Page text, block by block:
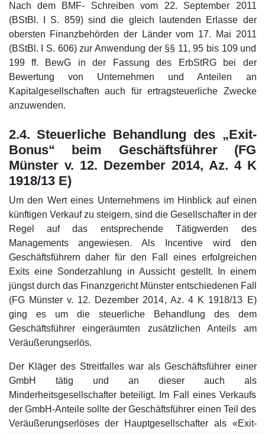
Nach dem BMF- Schreiben vom 22. September 2011
(BStBl. I S. 859) sind die gleich lautenden Erlasse der
obersten Finanzbehörden der Länder vom 17. Mai 2011
(BStBl. I S. 606) zur Anwendung der §§ 11, 95 bis 109 und
199 ff. BewG in der Fassung des ErbStRG bei der
Bewertung von Unternehmen und Anteilen an
Kapitalgesellschaften auch für ertragsteuerliche Zwecke
anzuwenden.
2.4. Steuerliche Behandlung des „Exit-
Bonus“ beim Geschäftsführer (FG
Münster v. 12. Dezember 2014, Az. 4 K
1918/13 E)
Um den Wert eines Unternehmens im Hinblick auf einen
künftigen Verkauf zu steigern, sind die Gesellschafter in der
Regel auf das entsprechende Tätigwerden des
Managements angewiesen. Als Incentive wird den
Geschäftsführern daher für den Fall eines erfolgreichen
Exits eine Sonderzahlung in Aussicht gestellt. In einem
jüngst durch das Finanzgericht Münster entschiedenen Fall
(FG Münster v. 12. Dezember 2014, Az. 4 K 1918/13 E)
ging es um die steuerliche Behandlung des dem
Geschäftsführer eingeräumten zusätzlichen Anteils am
Veräußerungserlös.
Der Kläger des Streitfalles war als Geschäftsführer einer
GmbH tätig und an dieser auch als
Minderheitsgesellschafter beteiligt. Im Fall eines Verkaufs
der GmbH-Anteile sollte der Geschäftsführer einen Teil des
Veräußerungserlöses der Hauptgesellschafter als «Exit-